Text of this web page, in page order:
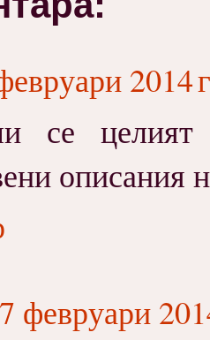
2014
се
описания
7 февруари